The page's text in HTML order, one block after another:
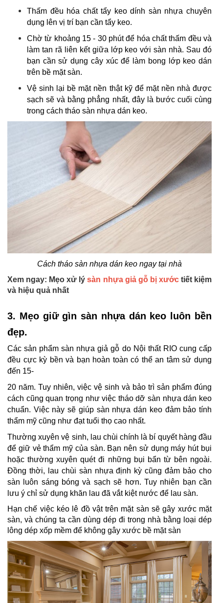
Thấm đều hóa chất tẩy keo dính sàn nhựa chuyên
dụng lên vị trí bạn cần tẩy keo.
Chờ từ khoảng 15 - 30 phút để hóa chất thấm đều và
làm tan rã liên kết giữa lớp keo với sàn nhà. Sau đó
bạn cần sử dụng cây xúc để làm bong lớp keo dán
trên bề mặt sàn.
Vệ sinh lại bề mặt nền thật kỹ để mặt nền nhà được
sạch sẽ và bằng phẳng nhất, đây là bước cuối cùng
trong cách tháo sàn nhựa dán keo.
Cách tháo sàn nhựa dán keo ngay tại nhà
Xem ngay: Mẹo xử lýsàn nhựa giả gỗ bị xướctiết kiệm
và hiệu quả nhất
3. Mẹo giữ gìn sàn nhựa dán keo luôn bền
đẹp.
Các sản phẩm sàn nhựa giả gỗ do Nội thất RIO cung cấp
đều cực kỳ bền và bạn hoàn toàn có thể an tâm sử dụng
đến 15-
20 năm. Tuy nhiên, việc vệ sinh và bảo trì sản phẩm đúng
cách cũng quan trọng như việc tháo dỡ sàn nhựa dán keo
chuẩn. Việc này sẽ giúp sàn nhựa dán keo đảm bảo tính
thẩm mỹ cũng như đạt tuổi thọ cao nhất.
Thường xuyên vệ sinh, lau chùi chính là bí quyết hàng đầu
để giữ vẻ thẩm mỹ của sàn. Bạn nên sử dụng máy hút bụi
hoặc thường xuyên quét đi những bụi bẩn từ bên ngoài.
Đồng thời, lau chùi sàn nhựa định kỳ cũng đảm bảo cho
sàn luôn sáng bóng và sạch sẽ hơn. Tuy nhiên bạn cần
lưu ý chỉ sử dụng khăn lau đã vắt kiệt nước để lau sàn.
Hạn chế việc kéo lê đồ vật trên mặt sàn sẽ gây xước mặt
sàn, và chúng ta cần dùng dép đi trong nhà bằng loại dép
lông dép xốp mềm để không gây xước bề mặt sàn